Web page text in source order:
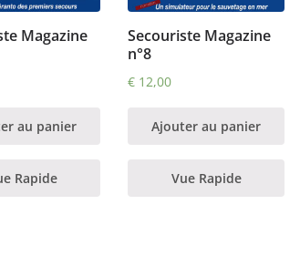
Magazine
au panier
Rapide
Secouriste Magazine
n°8
€ 12,00
Ajouter au panier
Vue Rapide